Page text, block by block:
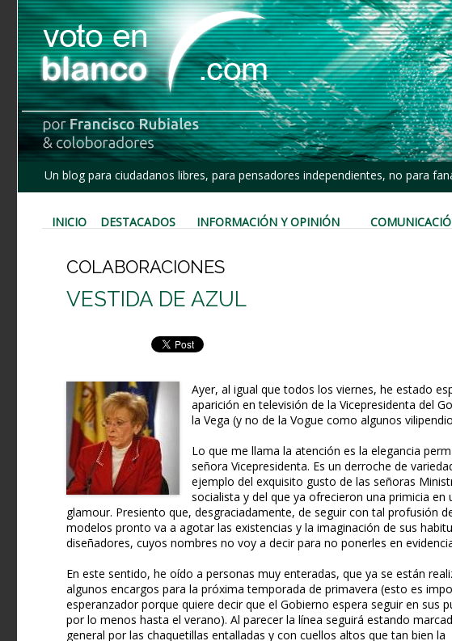
Un blog para ciudadanos libres, para pensadores independientes, no para
INICIO DESTACADOS INFORMACIÓN Y OPINIÓN
COLABORACIONES
VESTIDA DE AZUL
Ayer, al igual que todos los viernes, he estado
aparición en televisión de la Vicepresidenta del
la Vega (y no de la Vogue como algunos
Lo que me llama la atención es la elegancia
señora Vicepresidenta. Es un derroche de
ejemplo del exquisito gusto de las señoras
socialista y del que ya ofrecieron una primicia en
glamour. Presiento que, desgraciadamente, de seguir con tal profusión
modelos pronto va a agotar las existencias y la imaginación de sus
diseñadores, cuyos nombres no voy a decir para no ponerles en
En este sentido, he oído a personas muy enteradas, que ya se están
algunos encargos para la próxima temporada de primavera (esto es
esperanzador porque quiere decir que el Gobierno espera seguir en sus
por lo menos hasta el verano). Al parecer la línea seguirá estando
general por las chaquetillas entalladas y con cuellos altos que tan bien la